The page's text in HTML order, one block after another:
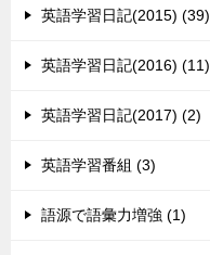
英語学習日記(2015) (39)
英語学習日記(2016) (11)
英語学習日記(2017) (2)
英語学習番組 (3)
語源で語彙力増強 (1)